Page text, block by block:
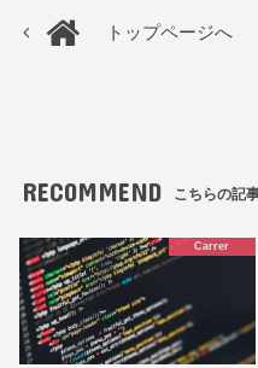
トップページへ
RECOMMEND こちらの記
Carrer